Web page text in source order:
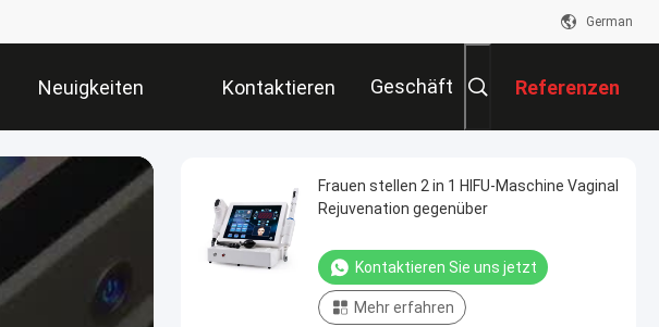
German
Neuigkeiten Kontaktieren
Sie Uns
Geschäft Referenzen
Frauen stellen 2 in 1 HIFU-Maschine Vaginal
Rejuvenation gegenüber
Kontaktieren Sie uns jetzt
Mehr erfahren